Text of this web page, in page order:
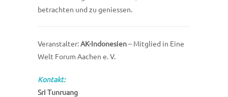
betrachten und zu geniessen.
Veranstalter:AK-Indonesien– Mitglied in Eine
Welt Forum Aachen e. V.
Kontakt:
Sri Tunruang